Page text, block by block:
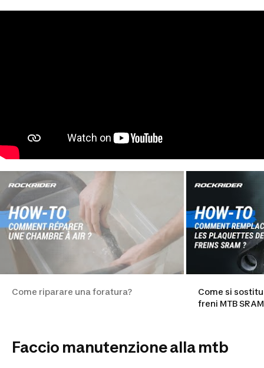
Come riparare una foratura?
Come si
freni MTB
Faccio manutenzione alla mtb